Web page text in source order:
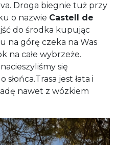
Droga biegnie tuż przy
o nazwie Castell de
do środka kupując
na górę czeka na Was
na całe wybrzeże.
się
jest łata i
nawet z wózkiem